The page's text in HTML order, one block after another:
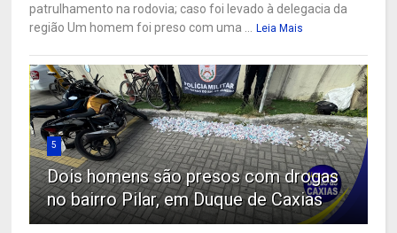
patrulhamento na rodovia; caso foi levado à delegacia da
região Um homem foi preso com uma ...
Leia Mais
5
Dois homens são presos com drogas
no bairro Pilar, em Duque de Caxias